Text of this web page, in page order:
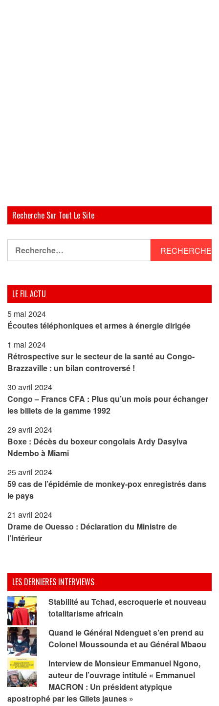
Recherche Sur Tout Le Site
LE FIL ACTU
5 mai 2024
Écoutes téléphoniques et armes à énergie dirigée
1 mai 2024
Rétrospective sur le secteur de la santé au Congo-
Brazzaville : un bilan controversé !
30 avril 2024
Congo – Francs CFA : Plus qu’un mois pour échanger
les billets de la gamme 1992
29 avril 2024
Boxe : Décès du boxeur congolais Ardy Dasylva
Ndembo à Miami
25 avril 2024
59 cas de l’épidémie de monkey-pox enregistrés dans
le pays
21 avril 2024
Drame de Ouesso : Déclaration du Ministre de
l’Intérieur
LES DERNIERES INTERVIEWS
Stabilité au Tchad, escroquerie et nouveau
totalitarisme africain
Quand le Général Ndenguet s’en prend au
Colonel Moussounda et au Général Mbaou
Interview de Monsieur Emmanuel Ngono,
auteur de l’ouvrage intitulé « Emmanuel
MACRON : Un président atypique
apostrophé par les Gilets jaunes »